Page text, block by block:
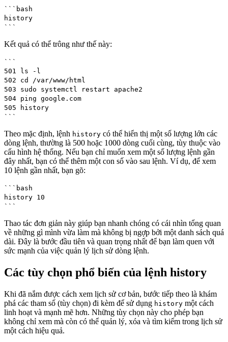
```bash
history
```
Kết quả có thể trông như thế này:
```
501 ls -l
502 cd /var/www/html
503 sudo systemctl restart apache2
504 ping google.com
505 history
```
Theo mặc định, lệnh history có thể hiển thị một số lượng lớn các
dòng lệnh, thường là 500 hoặc 1000 dòng cuối cùng, tùy thuộc vào
cấu hình hệ thống. Nếu bạn chỉ muốn xem một số lượng lệnh gần
đây nhất, bạn có thể thêm một con số vào sau lệnh. Ví dụ, để xem
10 lệnh gần nhất, bạn gõ:
```bash
history 10
```
Thao tác đơn giản này giúp bạn nhanh chóng có cái nhìn tổng quan
về những gì mình vừa làm mà không bị ngợp bởi một danh sách quá
dài. Đây là bước đầu tiên và quan trọng nhất để bạn làm quen với
sức mạnh của việc quản lý lịch sử dòng lệnh.
Các tùy chọn phổ biến của lệnh history
Khi đã nắm được cách xem lịch sử cơ bản, bước tiếp theo là khám
phá các tham số (tùy chọn) đi kèm để sử dụng history một cách
linh hoạt và mạnh mẽ hơn. Những tùy chọn này cho phép bạn
không chỉ xem mà còn có thể quản lý, xóa và tìm kiếm trong lịch sử
một cách hiệu quả.